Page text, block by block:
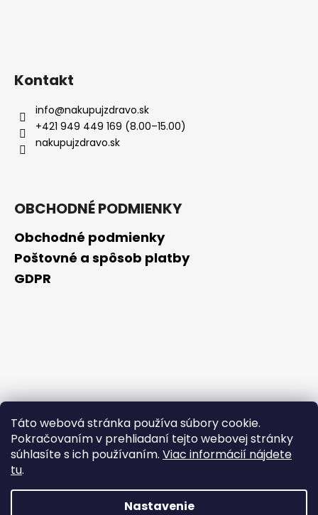
Táto webová stránka používa súbory cookie.
Pokračovaním v prehliadaní tejto webovej stránky
súhlasíte s ich používaním. Viac informácií nájdete
tu.
Nastavenie
Kontakt
info@nakupujzdravo.sk
+421 949 449 169 (8.00–15.00)
nakupujzdravo.sk
OBCHODNÉ PODMIENKY
Obchodné podmienky
Poštovné a spôsob platby
GDPR